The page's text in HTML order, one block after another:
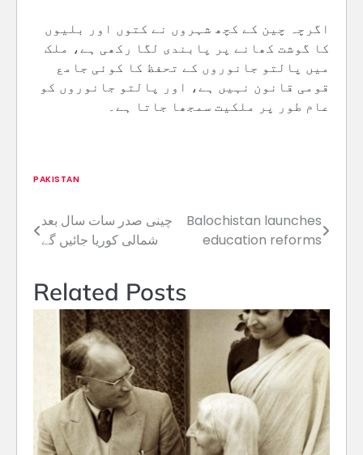
اگرچہ چین کے کچھ شہروں نے کتوں اور بلیوں
کا گوشت کھانے پر پابندی لگا رکھی ہے، ملک
میں پالتو جانوروں کے تحفظ کا کوئی جامع
قومی قانون نہیں ہے، اور پالتو جانوروں کو
عام طور پر ملکیت سمجھا جاتا ہے۔
PAKISTAN
Post
navigation
چینی صدر سات سال بعد
شمالی کوریا جائیں گے
Balochistan launches
education reforms
Related Posts